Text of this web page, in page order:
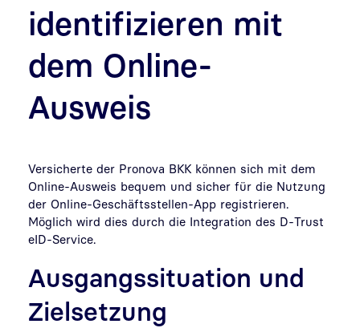
identifizieren mit
dem Online-
Ausweis
Versicherte der Pronova BKK können sich mit dem
Online-Ausweis bequem und sicher für die Nutzung
der Online-Geschäftsstellen-App registrieren.
Möglich wird dies durch die Integration des D-Trust
eID-Service.
Ausgangssituation und
Zielsetzung